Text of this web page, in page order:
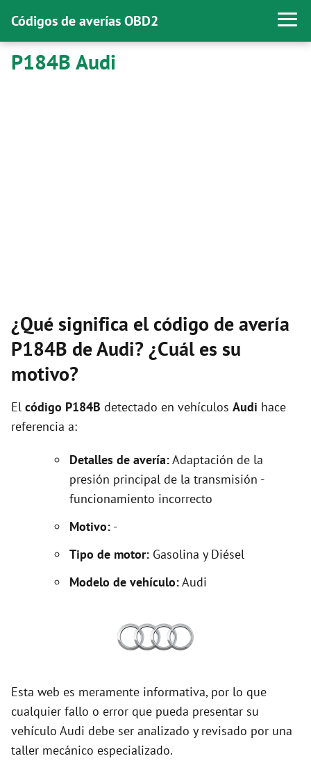
Códigos de averías OBD2
P184B Audi
¿Qué significa el código de avería
P184B de Audi? ¿Cuál es su
motivo?
El código P184B detectado en vehículos Audi hace
referencia a:
Detalles de avería:Adaptación de la
presión principal de la transmisión -
funcionamiento incorrecto
Motivo: -
Tipo de motor: Gasolina y Diésel
Modelo de vehículo:Audi
Esta web es meramente informativa, por lo que
cualquier fallo o error que pueda presentar su
vehículo Audi debe ser analizado y revisado por una
taller mecánico especializado.